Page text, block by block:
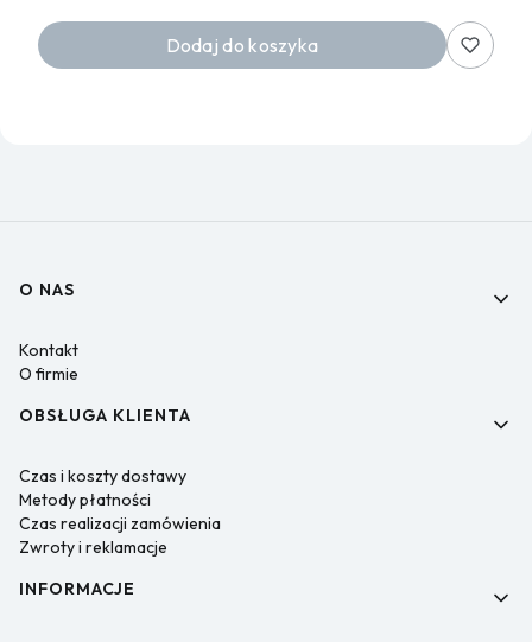
Dodaj do koszyka
Linki w stopce
O NAS
Kontakt
O firmie
OBSŁUGA KLIENTA
Czas i koszty dostawy
Metody płatności
Czas realizacji zamówienia
Zwroty i reklamacje
INFORMACJE